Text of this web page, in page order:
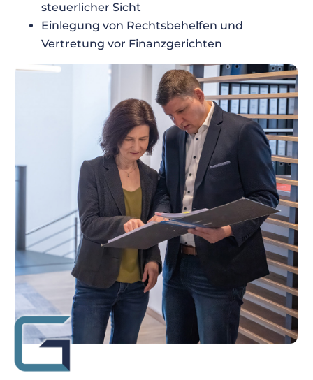
steuerlicher Sicht
Einlegung von Rechtsbehelfen und
Vertretung vor Finanzgerichten